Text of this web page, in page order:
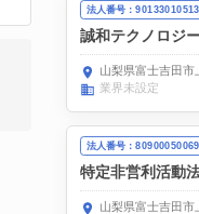
法人番号：
誠和テクノロジ
山梨県富士吉田市
業界未設定
法人番号：
特定非営利活動
山梨県富士吉田市